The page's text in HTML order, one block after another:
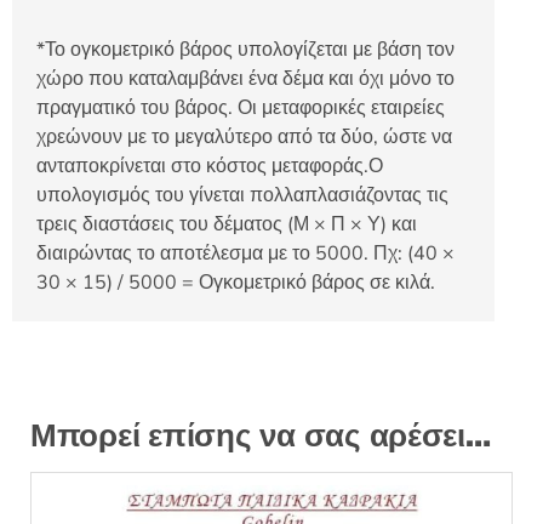
*Το ογκομετρικό βάρος υπολογίζεται με βάση τον
χώρο που καταλαμβάνει ένα δέμα και όχι μόνο το
πραγματικό του βάρος. Οι μεταφορικές εταιρείες
χρεώνουν με το μεγαλύτερο από τα δύο, ώστε να
ανταποκρίνεται στο κόστος μεταφοράς.Ο
υπολογισμός του γίνεται πολλαπλασιάζοντας τις
τρεις διαστάσεις του δέματος (Μ × Π × Υ) και
διαιρώντας το αποτέλεσμα με το 5000. Πχ: (40 ×
30 × 15) / 5000 = Ογκομετρικό βάρος σε κιλά.
Μπορεί επίσης να σας αρέσει…